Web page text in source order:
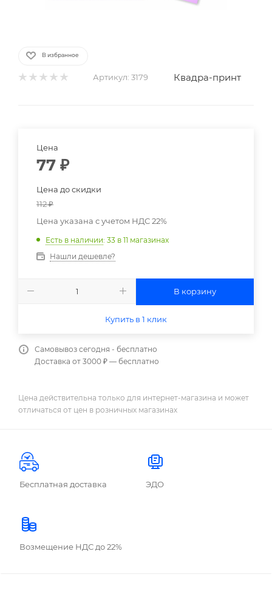
В избранное
Артикул: 3179 Квадра-принт
Цена
77 ₽
Цена до скидки
112₽
Цена указана с учетом НДС 22%
Есть в наличии: 33 в 11 магазинах
Нашли дешевле?
В корзину
Купить в 1 клик
Самовывоз сегодня - бесплатно
Доставка от 3000 ₽ — бесплатно
Цена действительна только для интернет-магазина и может
отличаться от цен в розничных магазинах
Бесплатная доставка ЭДО
Возмещение НДС до 22%